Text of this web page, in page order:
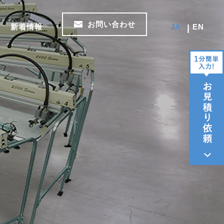
新着情報 お問い合わせ JA EN